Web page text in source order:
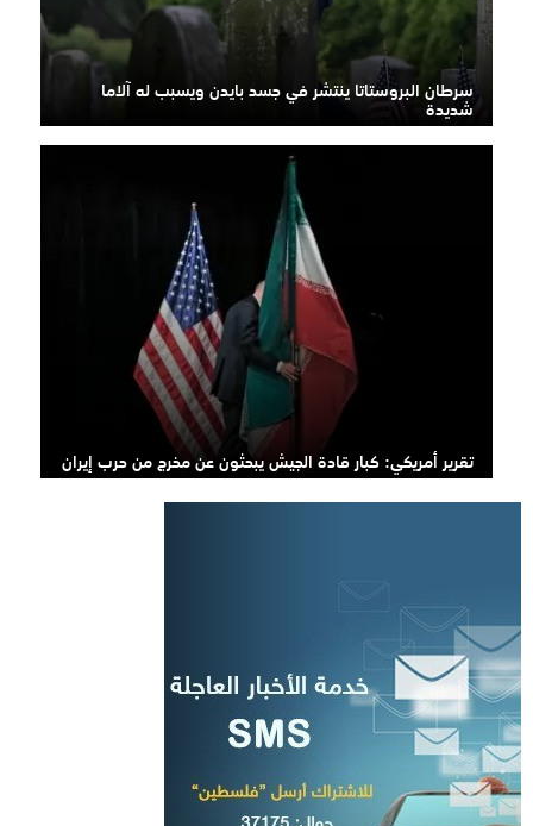
سرطان البروستاتا ينتشر في جسد بايدن ويسبب له آلاما
شديدة
تقرير أمريكي: كبار قادة الجيش يبحثون عن مخرج من حرب إيران